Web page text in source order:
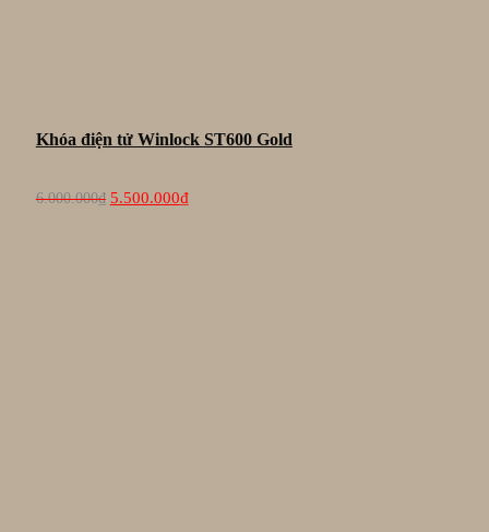
Khóa điện tử Winlock ST600 Gold
6.000.000₫
Giá
gốc
5.500.000₫Giá
hiện